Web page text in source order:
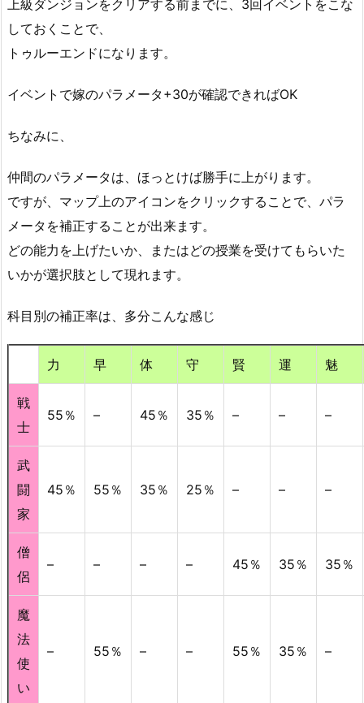
上級ダンジョンをクリアする前までに、3回イベントをこな
しておくことで、
トゥルーエンドになります。
イベントで嫁のパラメータ+30が確認できればOK
ちなみに、
仲間のパラメータは、ほっとけば勝手に上がります。
ですが、マップ上のアイコンをクリックすることで、パラ
メータを補正することが出来ます。
どの能力を上げたいか、またはどの授業を受けてもらいた
いかが選択肢として現れます。
科目別の補正率は、多分こんな感じ
力 早 体 守 賢 運 魅
戦
士
55％ – 45％ 35％ – – –
武
闘
家
45％ 55％ 35％ 25％ – – –
僧
侶
– – – – 45％ 35％ 35％
魔
法
使
い
– 55％ – – 55％ 35％ –